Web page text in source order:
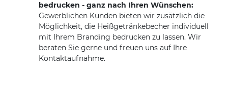
bedrucken - ganz nach Ihren Wünschen:
Gewerblichen Kunden bieten wir zusätzlich die
Möglichkeit, die Heißgetränkebecher individuell
mit Ihrem Branding bedrucken zu lassen. Wir
beraten Sie gerne und freuen uns auf Ihre
Kontaktaufnahme.